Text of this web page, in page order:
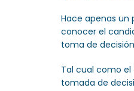
Hace apenas un
conocer el
toma de
Tal cual como
tomada de